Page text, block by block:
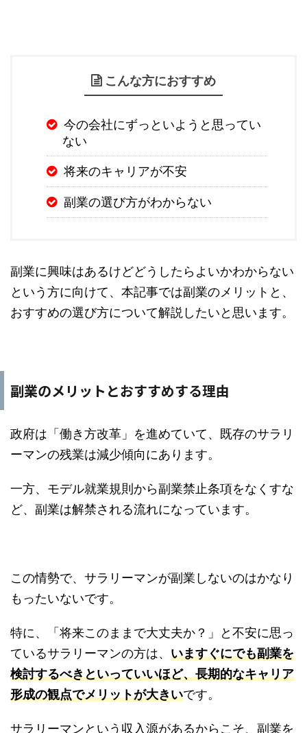
こんな方におすすめ
今の会社にずっといようと思ってい
ない
将来のキャリアが不安
副業の選び方がわからない
副業に興味はあるけどどうしたらよいかわからない
という方に向けて、本記事では副業のメリットと、
おすすめの選び方について解説したいと思います。
副業のメリットとおすすめする理由
政府は「働き方改革」を進めていて、既存のサラリ
ーマンの残業は減少傾向にあります。
一方、モデル就業規則から副業禁止条項をなくすな
ど、副業は解禁される流れになっています。
この情勢で、サラリーマンが副業しないのはかなり
もったいないです。
特に、「将来このままで大丈夫か？」と不安に思っ
ているサラリーマンの方は、 いますぐにでも副業を
検討するべきといっていいほど、長期的なキャリア
形成の観点でメリットが大きいです。
サラリーマンという収入源があるからこそ、副業を